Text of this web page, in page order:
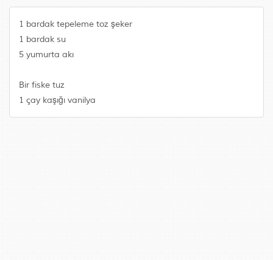
1 bardak tepeleme toz şeker
1 bardak su
5 yumurta akı
Bir fiske tuz
1 çay kaşığı vanilya